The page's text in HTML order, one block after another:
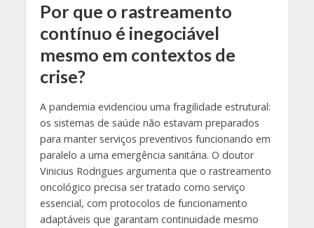
Por que o rastreamento
contínuo é inegociável
mesmo em contextos de
crise?
A pandemia evidenciou uma fragilidade estrutural:
os sistemas de saúde não estavam preparados
para manter serviços preventivos funcionando em
paralelo a uma emergência sanitária. O doutor
Vinicius Rodrigues argumenta que o rastreamento
oncológico precisa ser tratado como serviço
essencial, com protocolos de funcionamento
adaptáveis que garantam continuidade mesmo